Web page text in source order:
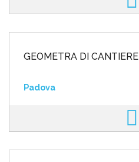
GEOMETRA DI CANTIERE
Padova